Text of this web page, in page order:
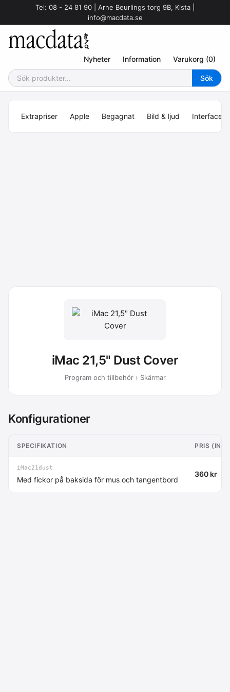
Tel: 08 - 24 81 90 | Arne Beurlings torg 9B, Kista |
info@macdata.se
Nyheter Information Varukorg (0)
Extrapriser Apple Begagnat Bild & ljud Interface
iMac 21,5" Dust Cover
Program och tillbehör › Skärmar
Konfigurationer
SPECIFIKATION PRIS
iMac21dust
Med fickor på baksida för mus och tangentbord
360 kr